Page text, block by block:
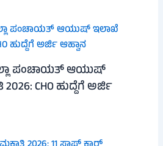
ಪಂಚಾಯತ್ ಆಯುಷ್
CHO ಹುದ್ದೆಗೆ ಅರ್ಜಿ